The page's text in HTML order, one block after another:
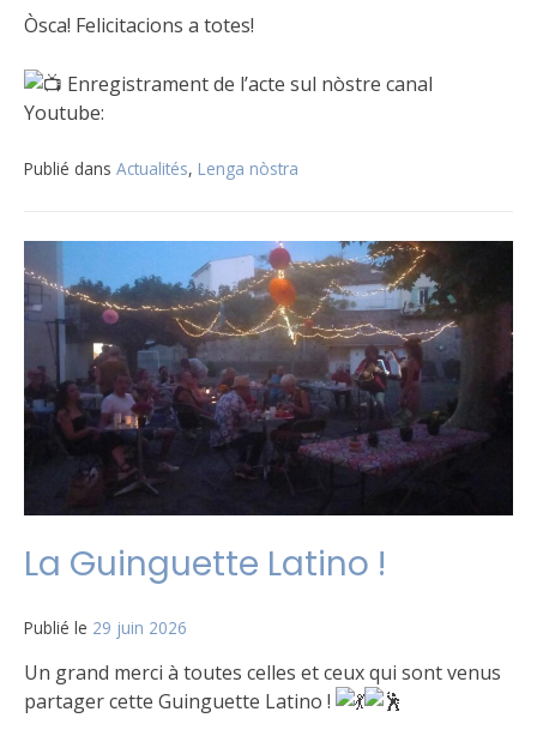
Òsca! Felicitacions a totes!
Enregistrament de l’acte sul nòstre canal
Youtube:
Publié dans Actualités, Lenga nòstra
La Guinguette Latino !
Publié le 29 juin 2026
Un grand merci à toutes celles et ceux qui sont venus
partager cette Guinguette Latino !